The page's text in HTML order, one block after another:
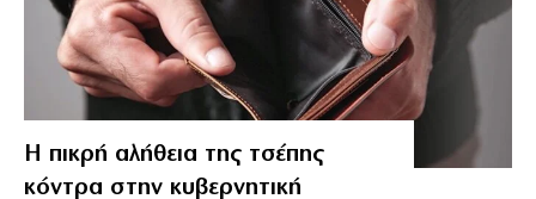
Η πικρή αλήθεια της τσέπης
κόντρα στην κυβερνητική